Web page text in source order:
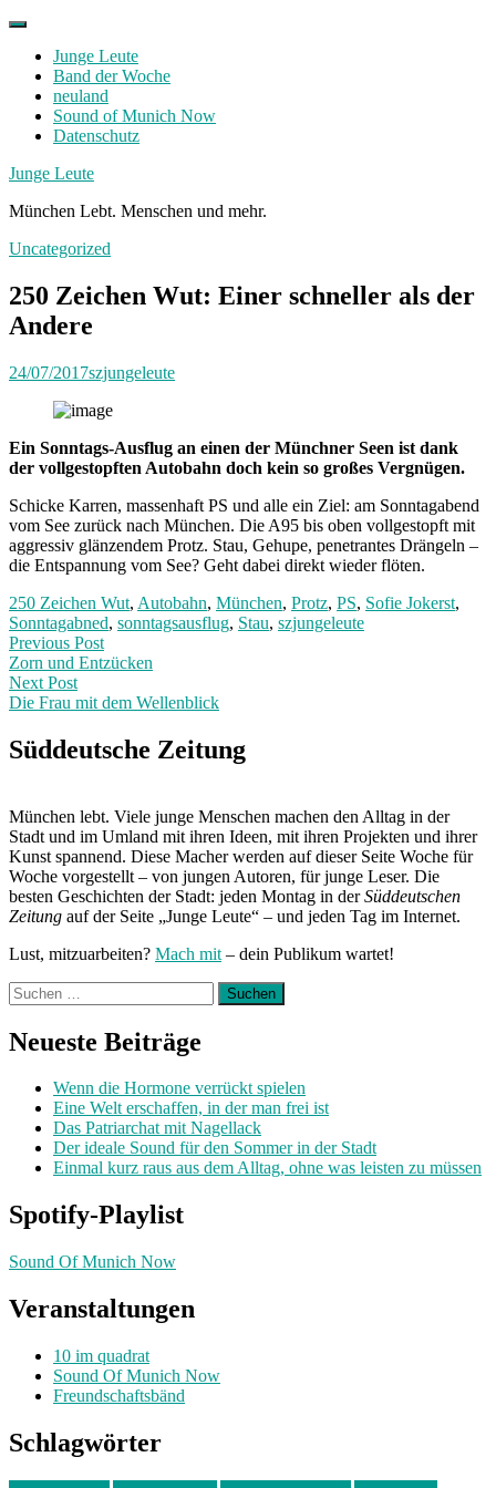
Skip
contentJunge Leute
Band der Woche
neuland
Sound of Munich Now
Datenschutz
Facebook
Twitter
Instagram
Junge Leute
München Lebt. Menschen und mehr.
Uncategorized
250 Zeichen Wut: Einer schneller als der
Andere
24/07/2017szjungeleute
Ein Sonntags-Ausflug an einen der Münchner Seen ist dank
der vollgestopften Autobahn doch kein so großes Vergnügen.
Schicke Karren, massenhaft PS und alle ein Ziel: am Sonntagabend
vom See zurück nach München. Die A95 bis oben vollgestopft mit
aggressiv glänzendem Protz. Stau, Gehupe, penetrantes Drängeln –
die Entspannung vom See? Geht dabei direkt wieder flöten.
250 Zeichen Wut, Autobahn, München, Protz, PS, Sofie Jokerst,
Sonntagabned, sonntagsausflug, Stau, szjungeleute
Post
navigation
Previous PostPrevious
post:
Zorn und Entzücken
Next Post
Die Frau mit dem Wellenblick
Post:
Süddeutsche Zeitung
München lebt. Viele junge Menschen machen den Alltag in der
Stadt und im Umland mit ihren Ideen, mit ihren Projekten und ihrer
Kunst spannend. Diese Macher werden auf dieser Seite Woche für
Woche vorgestellt – von jungen Autoren, für junge Leser. Die
besten Geschichten der Stadt: jeden Montag in derSüddeutschen
Zeitung auf der Seite „Junge Leute“ – und jeden Tag im Internet.
Lust, mitzuarbeiten? Mach mit – dein Publikum wartet!
Suchen
nach:
Neueste Beiträge
Wenn die Hormone verrückt spielen
Eine Welt erschaffen, in der man frei ist
Das Patriarchat mit Nagellack
Der ideale Sound für den Sommer in der Stadt
Einmal kurz raus aus dem Alltag, ohne was leisten zu müssen
Spotify-Playlist
Sound Of Munich Now
Veranstaltungen
10 im quadrat
Sound Of Munich Now
Freundschaftsbänd
Schlagwörter